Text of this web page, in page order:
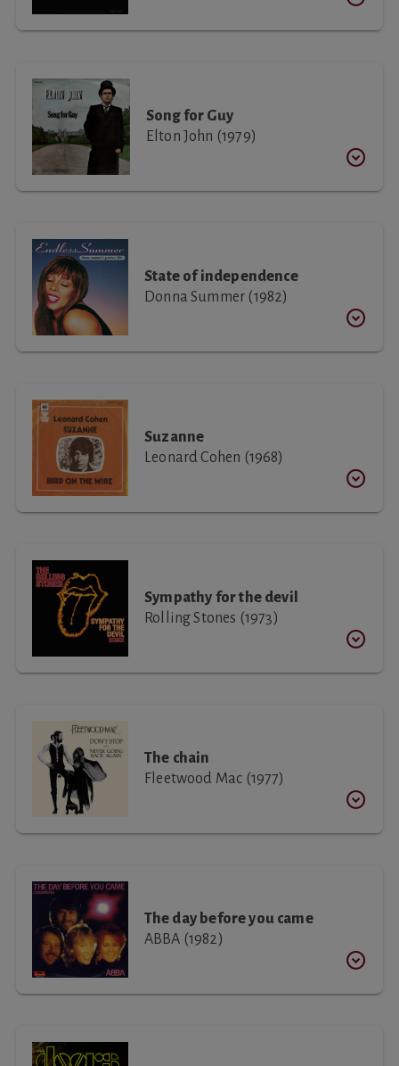
Song for Guy
Elton John (1979)
State of independence
Donna Summer (1982)
Suzanne
Leonard Cohen (1968)
Sympathy for the devil
Rolling Stones (1973)
The chain
Fleetwood Mac (1977)
The day before you came
ABBA (1982)